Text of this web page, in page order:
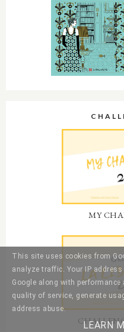
MY
This site uses cookies from
analyze traffic. Your IP
Google along with
quality of service, generate
address abuse.
LEARN